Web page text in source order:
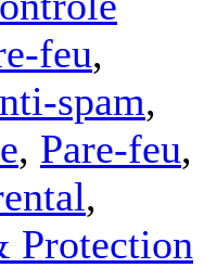
feu,
spam,
, Pare-feu,
,
Protection